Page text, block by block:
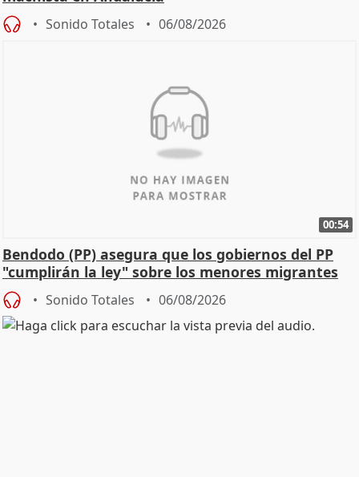
Sonido Totales 06/08/2026
00:54
Bendodo (PP) asegura que los gobiernos del PP
"cumplirán la ley" sobre los menores migrantes
Sonido Totales 06/08/2026